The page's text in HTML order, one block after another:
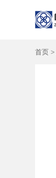
首页 >